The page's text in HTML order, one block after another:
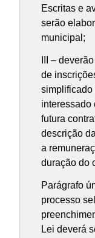
Escritas e
serão
municipal;
III –
de
simplificado
interessado
futura
descrição
a
duração do
Parágrafo
processo
Lei deverá